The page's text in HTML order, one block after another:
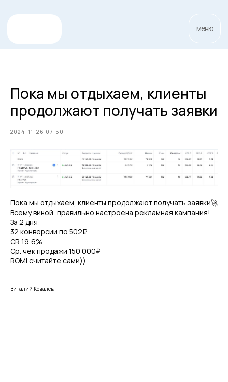
Пока мы отдыхаем, клиенты
продолжают получать заявки
2024-11-26 07:50
Пока мы отдыхаем, клиенты продолжают получать заявки🚀
Всему виной, правильно настроена рекламная кампания!
За 2 дня:
32 конверсии по 502₽
CR 19,6%
Ср. чек продажи 150 000₽
ROMI считайте сами))
Виталий Ковалев